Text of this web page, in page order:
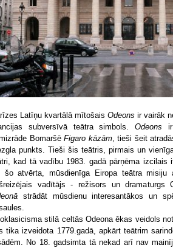
Latīņu kvartālā mītošais Odeons ir vairāk
subversīvā teātra simbols.
Odeons
Bomaršē Figaro kāzām, tieši šeit
punkts. Tieši šis teātris, pirmais un
kad tā vadību 1983. gadā pārņēma izcilais
šo atvērta, mūsdienīga Eiropa teātra
vadītājs - režisors un dramaturgs
strādāt mūsdienu interesantākos un
stilā celtās Odeona ēkas veidols
tika izveidota 1779.gadā, apkārt teātrim
No 18. gadsimta tā nekad arī nav